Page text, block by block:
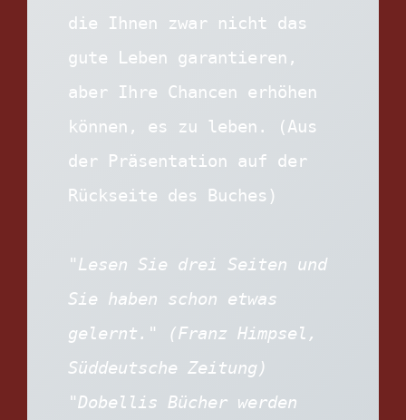
die Ihnen zwar nicht das
gute Leben garantieren,
aber Ihre Chancen erhöhen
können, es zu leben. (Aus
der Präsentation auf der
Rückseite des Buches)
"Lesen Sie drei Seiten und
Sie haben schon etwas
gelernt." (Franz Himpsel,
Süddeutsche Zeitung)
"Dobellis Bücher werden